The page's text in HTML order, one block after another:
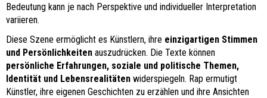
Bedeutung kann je nach Perspektive und individueller Interpretation
variieren.
Diese Szene ermöglicht es Künstlern, ihre einzigartigen Stimmen
und Persönlichkeiten auszudrücken. Die Texte können
persönliche Erfahrungen, soziale und politische Themen,
Identität und Lebensrealitäten widerspiegeln. Rap ermutigt
Künstler, ihre eigenen Geschichten zu erzählen und ihre Ansichten